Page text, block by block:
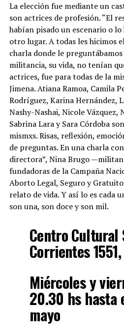
La elección fue mediante un
son actrices de profesión. “El
habían pisado un escenario o lo
otro lugar. A todas les hicimos
charla donde le
militancia, su vida, no tenían
actrices, fue para todas de la
Jimena. Atiana Ramoa, Camila
Rodríguez, Karina Hernández,
Nashy-Nashai, Nicole Vázquez,
Sabrina Lara y Sara Córdoba
mismxs. Risas, reflexión,
de preguntas. En una charla
directora”, Nina Brugo
fundadoras de la Campaña
Aborto Legal, Seguro y
relato de vida. Y así lo es cada
son una, son doce y son mil.
Centro Cultural
Corrientes
Miércoles y
20.30 hs hasta
mayo